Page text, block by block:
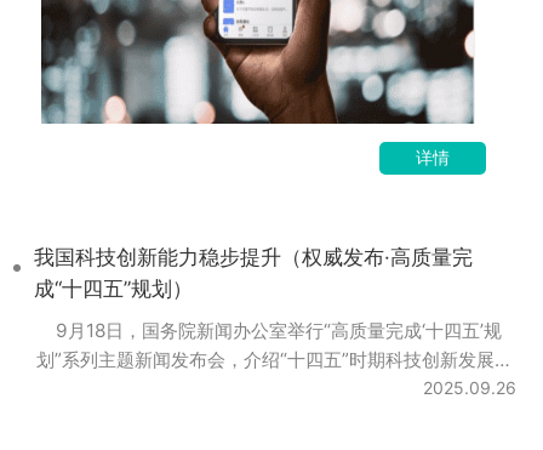
详情
我国科技创新能力稳步提升（权威发布·高质量完
成“十四五”规划）
9月18日，国务院新闻办公室举行“高质量完成‘十四五’规
划”系列主题新闻发布会，介绍“十四五”时期科技创新发展成
就。 科技强国根基不断夯实 “‘十四五’是我国科技事
2025.09.26